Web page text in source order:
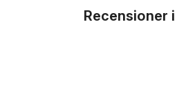
Recensioner